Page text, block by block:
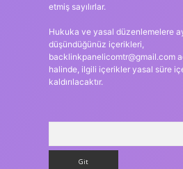
etmiş sayılırlar.
Hukuka ve yasal düzenlemelere
düşündüğünüz içerikleri,
backlinkpanelicomtr@gmail.com
halinde, ilgili içerikler yasal süre
kaldırılacaktır.